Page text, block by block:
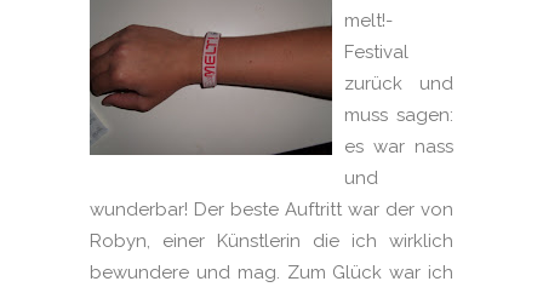
melt!-
Festival
zurück und
muss sagen:
es war nass
und
wunderbar! Der beste Auftritt war der von
Robyn, einer Künstlerin die ich wirklich
bewundere und mag. Zum Glück war ich